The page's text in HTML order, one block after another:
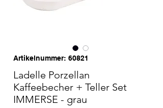
Artikelnummer: 60821
Ladelle Porzellan
Kaffeebecher + Teller Set
IMMERSE - grau